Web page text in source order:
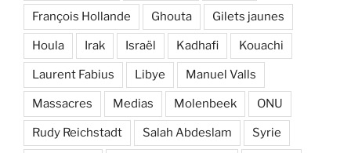
François Hollande Ghouta Gilets jaunes
Houla Irak Israël Kadhafi Kouachi
Laurent Fabius Libye Manuel Valls
Massacres Medias Molenbeek ONU
Rudy Reichstadt Salah Abdeslam Syrie